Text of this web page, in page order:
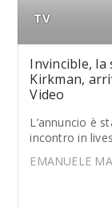
TV
Invincible,
Kirkman,
Video
L’annuncio è
incontro in
EMANUELE